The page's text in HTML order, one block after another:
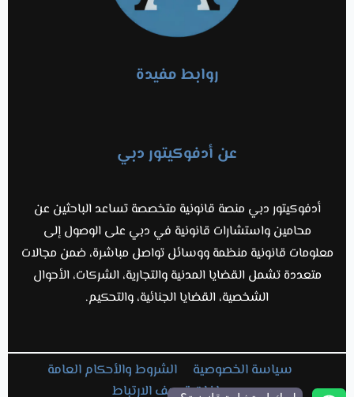
روابط مفيدة
عن أدفوكيتور دبي
أدفوكيتور دبي منصة قانونية متخصصة تساعد الباحثين عن
محامين واستشارات قانونية في دبي على الوصول إلى
معلومات قانونية منظمة ووسائل تواصل مباشرة، ضمن مجالات
متعددة تشمل القضايا المدنية والتجارية، الشركات، الأحوال
الشخصية، القضايا الجنائية، والتحكيم.
سياسة الخصوصية
الشروط والأحكام العامة
ملفات تعريف الارتباط